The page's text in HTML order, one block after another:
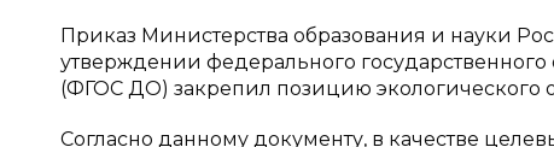
Приказ Министерства образования и науки
утверждении федерального государственного
(ФГОС ДО) закрепил позицию экологического
Согласно данному документу, в качестве